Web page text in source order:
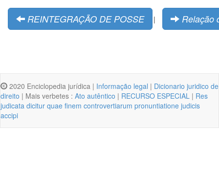
REINTEGRAÇÃO DE POSSE | Relação
2020 Enciclopedia jurídica | Informação legal | Dicionario juridico de
direito | Mais verbetes : Ato autêntico | RECURSO ESPECIAL | Res
judicata dicitur quae finem controvertiarum pronuntiatione judicis
accipi